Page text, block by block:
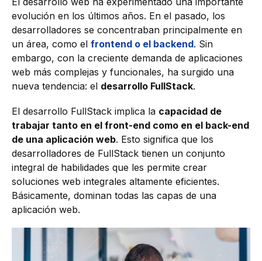
evolución en los últimos años. En el pasado, los
desarrolladores se concentraban principalmente en
un área, como el frontend o el backend. Sin
embargo, con la creciente demanda de aplicaciones
web más complejas y funcionales, ha surgido una
nueva tendencia: el desarrollo FullStack.
El desarrollo FullStack implica la capacidad de
trabajar tanto en el front-end como en el back-end
de una aplicación web. Esto significa que los
desarrolladores de FullStack tienen un conjunto
integral de habilidades que les permite crear
soluciones web integrales altamente eficientes.
Básicamente, dominan todas las capas de una
aplicación web.